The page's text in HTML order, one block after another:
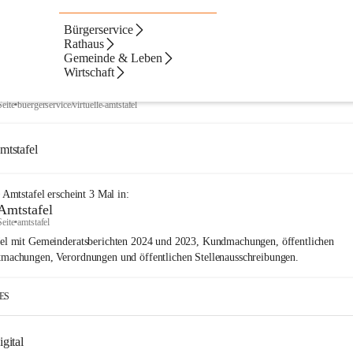
Bürgerservice
Rathaus
Gemeinde & Leben
Wirtschaft
Artikel Dateien
•buergerservice/virtuelle-amtstafel
erscheint 3Mal in:
•amtstafel
mit Gemeinderatsberichten 2024 und 2023, Kundmachungen, öffentlichen
Verordnungen und öffentlichen Stellenausschreibungen.